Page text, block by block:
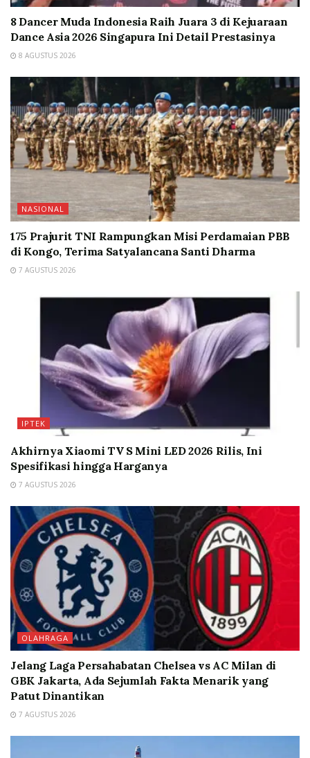
8 Dancer Muda Indonesia Raih Juara 3 di Kejuaraan
Dance Asia 2026 Singapura Ini Detail Prestasinya
8 AGUSTUS 2026
NASIONAL
175 Prajurit TNI Rampungkan Misi Perdamaian PBB
di Kongo, Terima Satyalancana Santi Dharma
7 AGUSTUS 2026
IPTEK
Akhirnya Xiaomi TV S Mini LED 2026 Rilis, Ini
Spesifikasi hingga Harganya
7 AGUSTUS 2026
OLAHRAGA
Jelang Laga Persahabatan Chelsea vs AC Milan di
GBK Jakarta, Ada Sejumlah Fakta Menarik yang
Patut Dinantikan
7 AGUSTUS 2026